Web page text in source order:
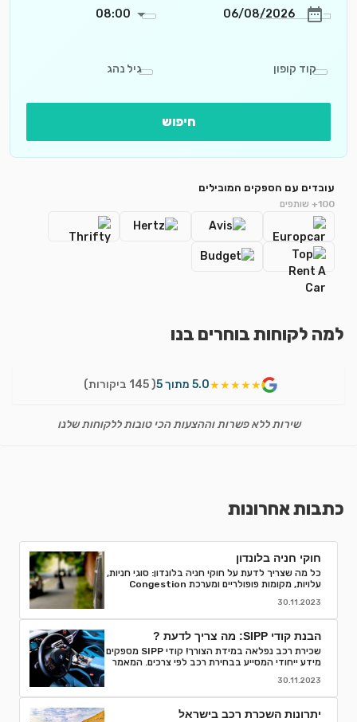
08:00
קוד קופון גיל נהג
חיפוש
עובדים עם הספקים המובילים
100+ שותפים
למה לקוחות בוחרים בנו
★★★★★5.0 מתוך 5 ( 145 ביקורות)
שירות ללא פשרות וההצעות הכי טובות ללקוחות שלנו
כתבות אחרונות
חוקי חניה בלונדון
כל מה שצריך לדעת על חוקי חניה בלונדון: סוגי חניות,
עלויות, מקומות פופולריים ומערכת Congestion
30.11.2023
הבנת קודי SIPP: מה צריך לדעת ?
שכירת רכב נפלאה במידת הצורך! קודי SIPP מספקים
מידע ייחודי המסייע בבחירת רכב לפי צרכים. המאמר
השכרת רכב. קבלו המלצות והסברים לאור הבנה
מדויקת של המאפיינים והמפרטים של רכבי השכרה
30.11.2023
יתרונות השכרת רכב בישראל